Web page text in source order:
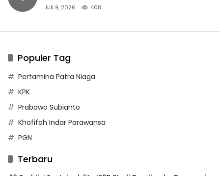
Juli 9, 2026 408
Populer Tag
Pertamina Patra Niaga
KPK
Prabowo Subianto
Khofifah Indar Parawansa
PGN
Terbaru